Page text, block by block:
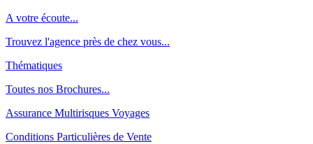
A votre écoute...
Trouvez l'agence près de chez vous...
Thématiques
Toutes nos Brochures...
Assurance Multirisques Voyages
Conditions Particulières de Vente